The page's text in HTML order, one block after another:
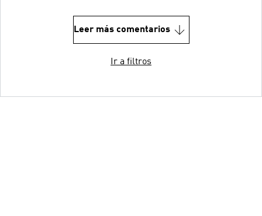
Leer más comentarios
Ir a filtros